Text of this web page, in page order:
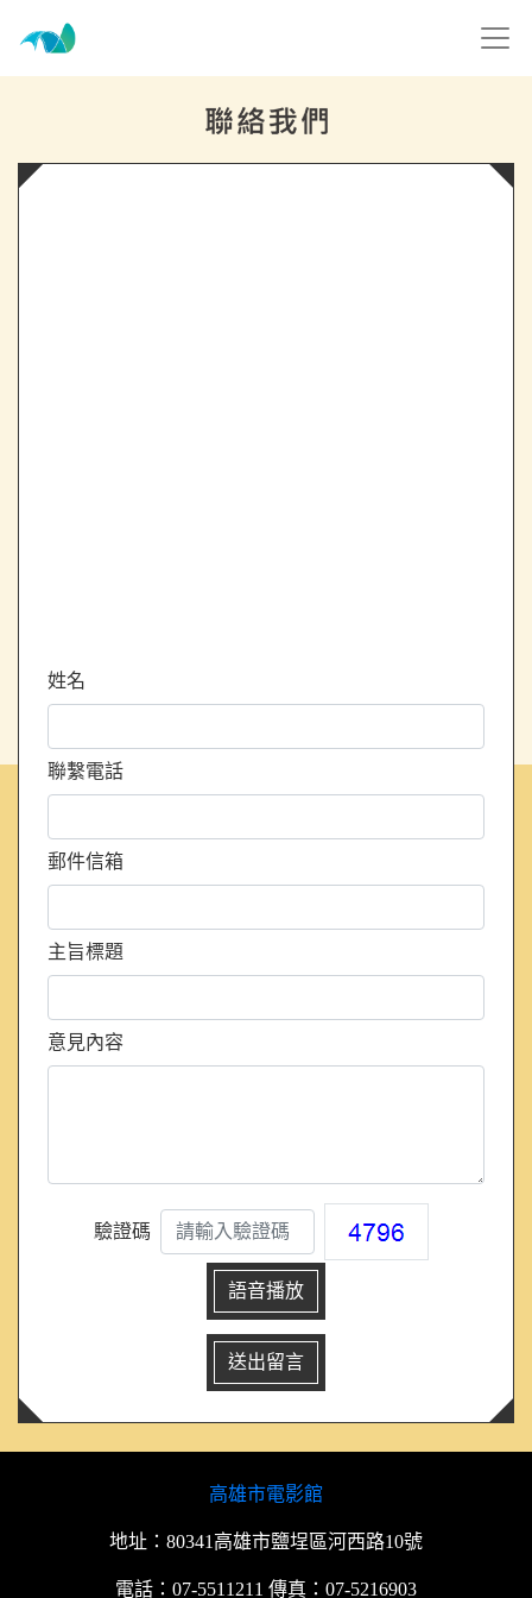
高雄市電影館
網頁導覽
姓名
聯繫電話
郵件信箱
主旨標題
意見內容
驗證碼
語音播放
高雄市電影館
地址：80341高雄市鹽埕區河西路10號
電話：07-5511211 傳真：07-5216903